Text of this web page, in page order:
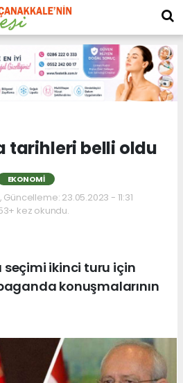
tarihleri belli oldu
EKONOMI
23.05.2023 - 11:31
kez okundu.
seçimi ikinci turu için
konuşmalarının